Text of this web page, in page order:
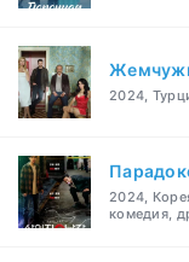
2024,
2024,
комедия,